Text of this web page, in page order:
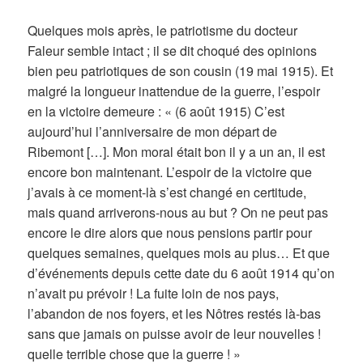
Quelques mois après, le patriotisme du docteur
Faleur semble intact ; il se dit choqué des opinions
bien peu patriotiques de son cousin (19 mai 1915). Et
malgré la longueur inattendue de la guerre, l’espoir
en la victoire demeure : « (6 août 1915) C’est
aujourd’hui l’anniversaire de mon départ de
Ribemont […]. Mon moral était bon il y a un an, il est
encore bon maintenant. L’espoir de la victoire que
j’avais à ce moment-là s’est changé en certitude,
mais quand arriverons-nous au but ? On ne peut pas
encore le dire alors que nous pensions partir pour
quelques semaines, quelques mois au plus… Et que
d’événements depuis cette date du 6 août 1914 qu’on
n’avait pu prévoir ! La fuite loin de nos pays,
l’abandon de nos foyers, et les Nôtres restés là-bas
sans que jamais on puisse avoir de leur nouvelles !
quelle terrible chose que la guerre ! »